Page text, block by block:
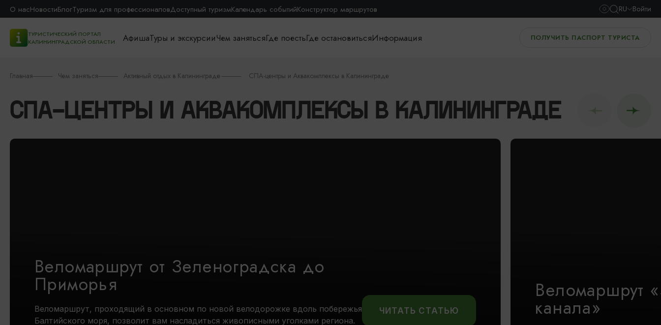
О насНовостиБлогТуризм для профессионаловДоступный туризмКалендарь событийКонструктор маршрутов RU Войти
ТУРИСТИЧЕСКИЙ ПОРТАЛ
КАЛИНИНГРАДСКОЙ ОБЛАСТИ
АфишаТуры и экскурсииЧем занятьсяГде поестьГде остановитьсяИнформация ПОЛУЧИТЬ ПАСПОРТ ТУРИСТА
Главная Чем заняться Активный отдых в Калининграде СПА-центры и Аквакомплексы в Калининграде
СПА-ЦЕНТРЫ И АКВАКОМПЛЕКСЫ В КАЛИНИНГРАДЕ
Веломаршрут от Зеленоградска до
Приморья
Веломаршрут, проходящий в основном по новой велодорожке вдоль побережья
Балтийского моря, позволит вам насладиться живописными уголками региона.
ЧИТАТЬ СТАТЬЮ
Веломаршрут
канала»